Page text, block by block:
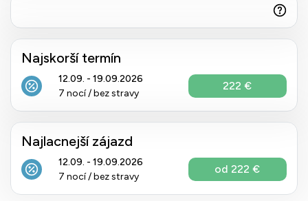
Najskorší termín
12.09. - 19.09.2026
7 nocí / bez stravy
222 €
Najlacnejší zájazd
12.09. - 19.09.2026
7 nocí / bez stravy
od 222 €